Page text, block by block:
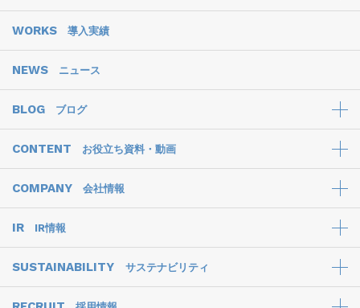
WORKS 導入実績
NEWS ニュース
BLOG ブログ
CONTENT お役立ち資料・動画
COMPANY 会社情報
IR IR情報
SUSTAINABILITY サステナビリティ